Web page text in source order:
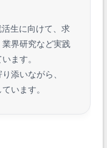
生に向けて、求
界研究など実践
ます。
添いながら、
います。